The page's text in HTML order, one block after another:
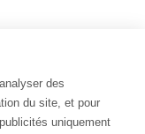
des
du site, et pour
uniquement